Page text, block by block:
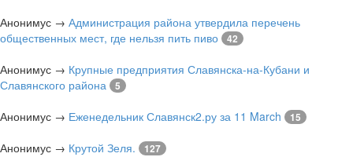
Анонимус → Администрация района утвердила перечень
общественных мест, где нельзя пить пиво
42
Анонимус → Крупные предприятия Славянска-на-Кубани и
Славянского района
5
Анонимус → Еженедельник Славянск2.ру за 11 March 15
Анонимус → Крутой Зеля. 127